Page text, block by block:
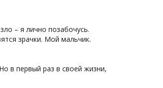
– я лично позабочусь.
зрачки. Мой мальчик.
в первый раз в своей жизни,